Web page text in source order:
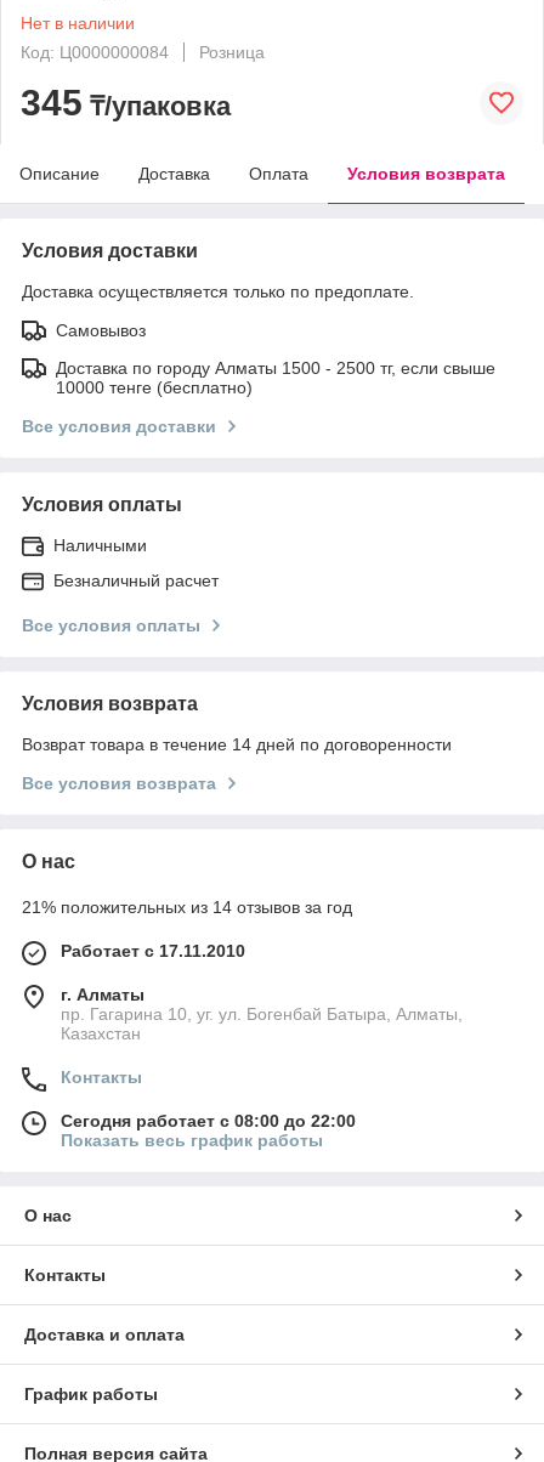
Нет в наличии
Код: Ц0000000084
Розница
345 ₸/упаковка
Описание Доставка Оплата Условия возврата
Условия доставки
Доставка осуществляется только по предоплате.
Самовывоз
Доставка по городу Алматы 1500 - 2500 тг, если свыше
10000 тенге (бесплатно)
Все условия доставки
Условия оплаты
Наличными
Безналичный расчет
Все условия оплаты
Условия возврата
Возврат товара в течение 14 дней по договоренности
Все условия возврата
О нас
21% положительных из 14 отзывов за год
Работает с 17.11.2010
г. Алматы
пр. Гагарина 10, уг. ул. Богенбай Батыра, Алматы,
Казахстан
Контакты
Сегодня работает с 08:00 до 22:00
Показать весь график работы
О нас
Контакты
Доставка и оплата
График работы
Полная версия сайта